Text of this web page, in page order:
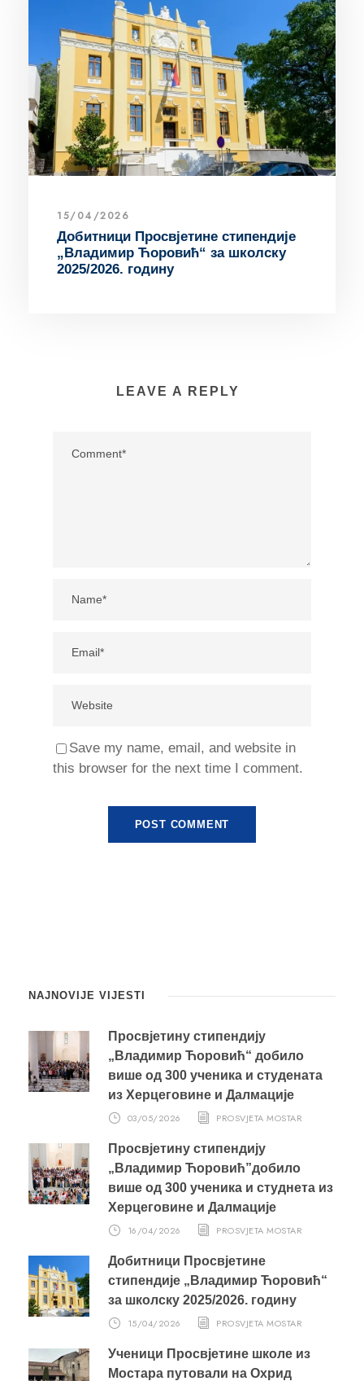
15/04/2026
Добитници Просвјетине стипендије
„Владимир Ћоровић“ за школску
2025/2026. годину
LEAVE A REPLY
Save my name, email, and website in
this browser for the next time I comment.
NAJNOVIJE VIJESTI
Просвјетину стипендију
„Владимир Ћоровић“ добило
више од 300 ученика и студената
из Херцеговине и Далмације
03/05/2026 PROSVJETA MOSTAR
Просвјетину стипендију
„Владимир Ћоровић”добило
више од 300 ученика и студнета из
Херцеговине и Далмације
16/04/2026 PROSVJETA MOSTAR
Добитници Просвјетине
стипендије „Владимир Ћоровић“
за школску 2025/2026. годину
15/04/2026 PROSVJETA MOSTAR
Ученици Просвјетине школе из
Мостара путовали на Охрид